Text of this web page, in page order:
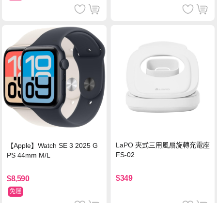
【Apple】Watch SE 3 2025 G
PS 44mm M/L
$8,590
免運
LaPO 夾式三用風扇旋轉充電座
FS-02
$349